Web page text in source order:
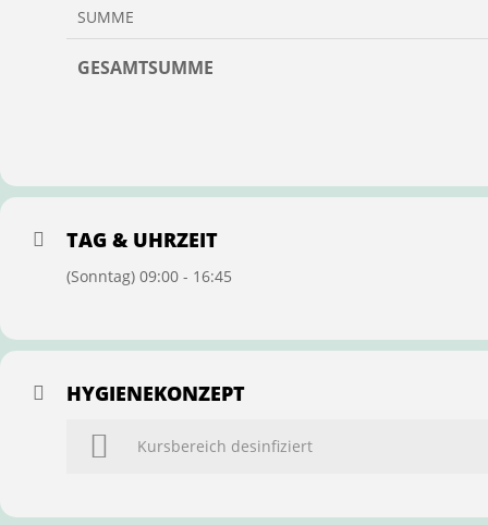
SUMME
GESAMTSUMME
TAG & UHRZEIT
(Sonntag) 09:00 - 16:45
HYGIENEKONZEPT
Kursbereich desinfiziert